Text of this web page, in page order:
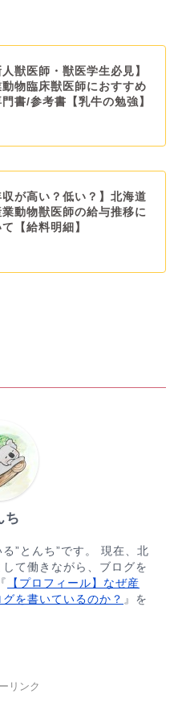
人獣医師・獣医学生必見】
動物臨床獣医師におすすめ
書/参考書【乳牛の勉強】
収が高い？低い？】北海道
業動物獣医師の給与推移に
【給料明細】
ち
”とんち”です。 現在、北
て働きながら、ブログを
【プロフィール】なぜ産
を書いているのか？ 』を
リンク